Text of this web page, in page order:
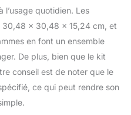
l’usage quotidien. Les
30,48 x 30,48 x 15,24 cm, et
en font un ensemble
De plus, bien que le kit
conseil est de noter que le
ce qui peut rendre son